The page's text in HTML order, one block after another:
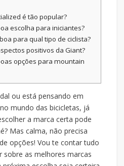
é tão popular?
escolha para iniciantes?
para qual tipo de ciclista?
positivos da Giant?
opções para mountain
ou está pensando em
mundo das bicicletas, já
a marca certa pode
Mas calma, não precisa
opções! Vou te contar tudo
sobre as melhores marcas